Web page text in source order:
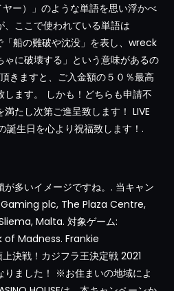
ー）」のような単語を思い浮かべ
ここで使われている単語は
船の難破や沈没」を表し、wreck
ゃに破壊する」という意味があるの
きますと、ご入金額の５０％最高
します。 しかも！どちらも申請不
たし次第ご進呈致します！ LIVE
誕生日を心より祝福致します！.
多いイメージですね。. 当キャン
Gaming plc, The Plaza Centre,
Malta. 対象ゲーム:
of Madness. Frankie
決戦！カジフラ王決定戦 2021
りました！ ※お住まいの地域によ